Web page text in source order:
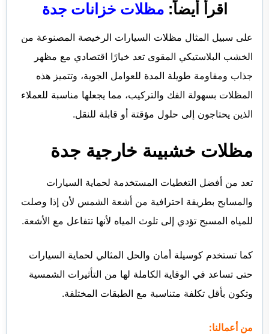
اقرأ أيضاً:مظلات خزانات جدة
على سبيل المثال مظلات السيارات الرخيصة المصنوعة من
الخشب البلاستيكي المقوى تعد خيارًا اقتصادي مع مظهر
جذاب ومقاومة طويلة المدة للعوامل الجوية، وتتميز هذه
المظلات بسهولة الفك والتركيب، مما يجعلها مناسبة للعملاء
الذين يحتاجون إلى حلول مؤقتة أو قابلة للنقل.
مظلات خشبيىة خارجية جدة
تعد من أفضل التغطيات المستخدمة لحماية السيارات
والمسابح بطريقة احترافية من أشعة الشمس لأن إذا وصلت
للمياه المسبح تؤدي إلى تلوث المياه لأنها تتفاعل مع الأشعة.
كما تستخدم كوسيلة أمان والحل المثالي لحماية السيارات
حتى تساعد في الوقاية الكاملة لها من التأثيرات الشمسية
وتكون بأقل تكلفة متناسبة مع الطبقات المختلفة.
من أعمالنا: